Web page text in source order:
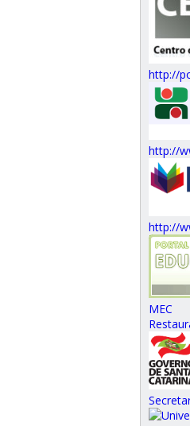
http://
http://
http://
MEC